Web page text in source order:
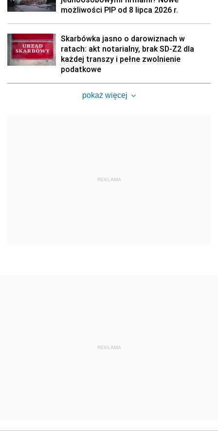
możliwości PIP od 8 lipca 2026 r.
Skarbówka jasno o darowiznach w
ratach: akt notarialny, brak SD-Z2 dla
każdej transzy i pełne zwolnienie
podatkowe
pokaż więcej
REKLAMA
REKLAMA